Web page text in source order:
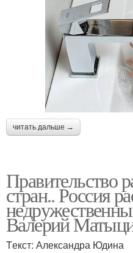
читать дальше →
Правительство
стран.. Россия
Валерий
Tекст: Александра Юдина